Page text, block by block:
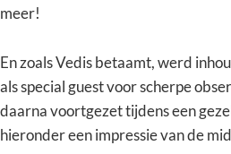
meer!
En zoals Vedis betaamt, werd
als special guest voor scherpe
daarna voortgezet tijdens een
hieronder een impressie van de